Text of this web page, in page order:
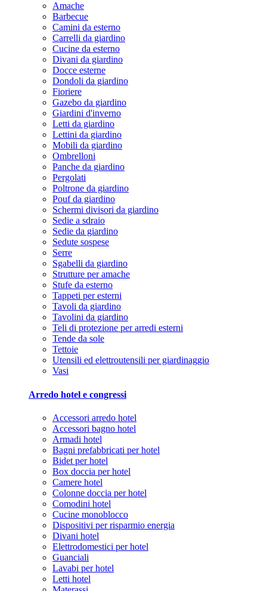
Amache
Barbecue
Camini da esterno
Carrelli da giardino
Cucine da esterno
Divani da giardino
Docce esterne
Dondoli da giardino
Fioriere
Gazebo da giardino
Giardini d'inverno
Letti da giardino
Lettini da giardino
Mobili da giardino
Ombrelloni
Panche da giardino
Pergolati
Poltrone da giardino
Pouf da giardino
Schermi divisori da giardino
Sedie a sdraio
Sedie da giardino
Sedute sospese
Serre
Sgabelli da giardino
Strutture per amache
Stufe da esterno
Tappeti per esterni
Tavoli da giardino
Tavolini da giardino
Teli di protezione per arredi esterni
Tende da sole
Tettoie
Utensili ed elettroutensili per giardinaggio
Vasi
Arredo hotel e congressi
Accessori arredo hotel
Accessori bagno hotel
Armadi hotel
Bagni prefabbricati per hotel
Bidet per hotel
Box doccia per hotel
Camere hotel
Colonne doccia per hotel
Comodini hotel
Cucine monoblocco
Dispositivi per risparmio energia
Divani hotel
Elettrodomestici per hotel
Guanciali
Lavabi per hotel
Letti hotel